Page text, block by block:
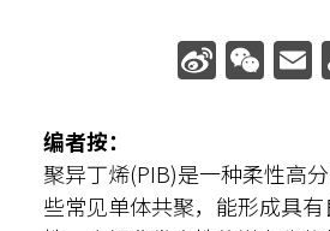
Sina
编者按：
聚异丁烯(PIB)是一种柔性高
些常见单体共聚，能形成具